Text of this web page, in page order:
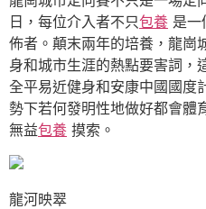
日，每位介入者不只包養 是一
佈者。顛末兩年的培養，龍崗
身和城市生涯的熱點要害詞，
全平易近健身和安康中國國度
勢下若何發明性地做好都會體
無益包養 摸索。
龍河映翠